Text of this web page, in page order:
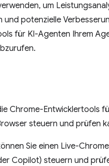
um
und potenzielle
für KI-Agenten Ihrem
Chrome-Entwicklertools
steuern und prüfen
Sie einen Live-
Copilot) steuern und